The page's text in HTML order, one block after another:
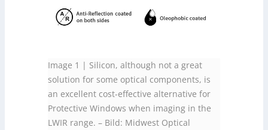
Image 1 | Silicon, although not a great
solution for some optical components, is
an excellent cost-effective alternative for
Protective Windows when imaging in the
LWIR range. – Bild: Midwest Optical